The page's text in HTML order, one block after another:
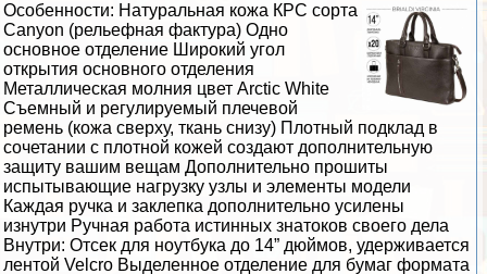
Особенности: Натуральная кожа КРС сорта
Canyon (рельефная фактура) Одно
основное отделение Широкий угол
открытия основного отделения
Металлическая молния цвет Arctic White
Съемный и регулируемый плечевой
ремень (кожа сверху, ткань снизу) Плотный подклад в
сочетании с плотной кожей создают дополнительную
защиту вашим вещам Дополнительно прошиты
испытывающие нагрузку узлы и элементы модели
Каждая ручка и заклепка дополнительно усилены
изнутри Ручная работа истинных знатоков своего дела
Внутри: Отсек для ноутбука до 14” дюймов, удерживается
лентой Velcro Выделенное отделение для бумаг формата